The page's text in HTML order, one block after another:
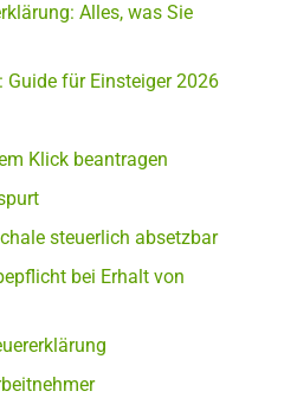
Alles, was Sie
Guide für Einsteiger 2026
Klick beantragen
steuerlich absetzbar
bei Erhalt von